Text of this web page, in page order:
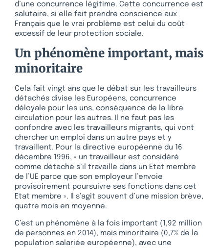
d’une concurrence légitime. Cette concurrence est
salutaire, si elle fait prendre conscience aux
Français que le vrai problème est celui du coût
excessif de leur protection sociale.
Un phénomène important, mais
minoritaire
Cela fait vingt ans que le débat sur les travailleurs
détachés divise les Européens, concurrence
déloyale pour les uns, conséquence de la libre
circulation pour les autres. Il ne faut pas les
confondre avec les travailleurs migrants, qui vont
chercher un emploi dans un autre pays et y
travaillent. Pour la directive européenne du 16
décembre 1996, « un travailleur est considéré
comme détaché s’il travaille dans un Etat membre
de l’UE parce que son employeur l’envoie
provisoirement poursuivre ses fonctions dans cet
Etat membre ». Il s’agit souvent d’une mission brève,
quatre mois en moyenne.
C’est un phénomène à la fois important (1,92 million
de personnes en 2014), mais minoritaire (0,7% de la
population salariée européenne), avec une